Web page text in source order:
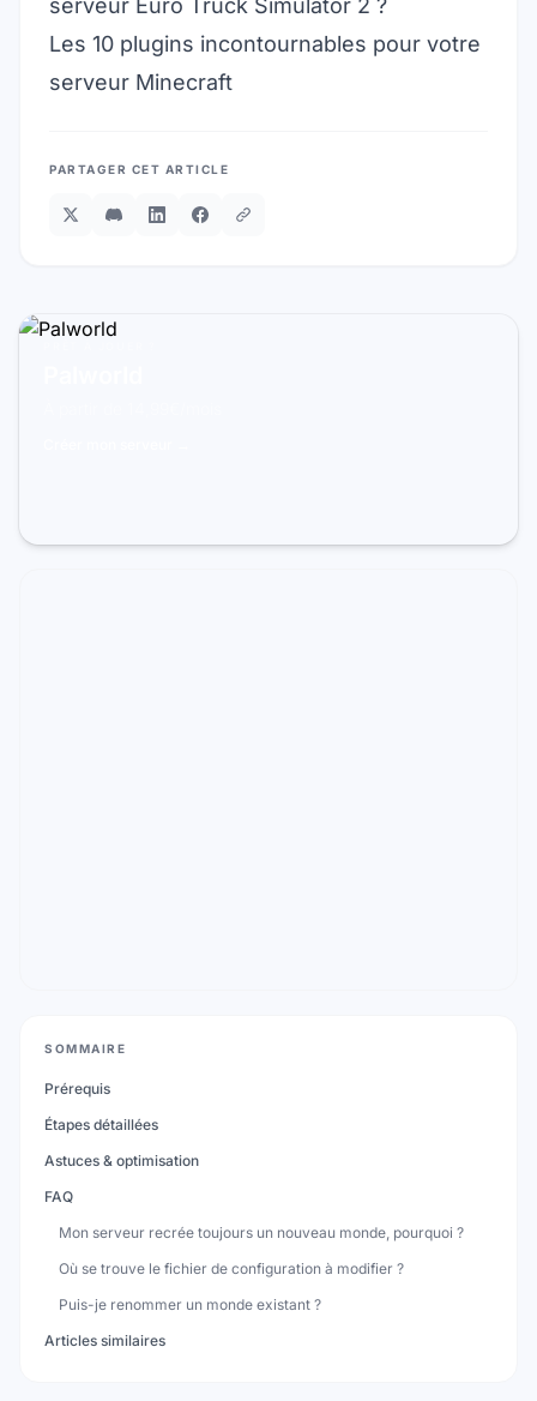
serveur Euro Truck Simulator 2 ?
Les 10 plugins incontournables pour votre
serveur Minecraft
PARTAGER CET ARTICLE
SOMMAIRE
Prérequis
Étapes détaillées
Astuces & optimisation
FAQ
Mon serveur recrée toujours un nouveau monde, pourquoi ?
Où se trouve le fichier de configuration à modifier ?
Puis-je renommer un monde existant ?
Articles similaires